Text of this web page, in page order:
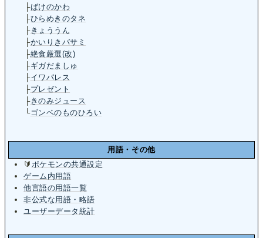
├ばけのかわ
├ひらめきのタネ
├きょううん
├かいりきバサミ
├絶食厳選(改)
├ギガだましゅ
├イワパレス
├プレゼント
├きのみジュース
└ゴンベのものひろい
用語・その他
🔰 ポケモンの共通設定
ゲーム内用語
他言語の用語一覧
非公式な用語・略語
ユーザーデータ統計